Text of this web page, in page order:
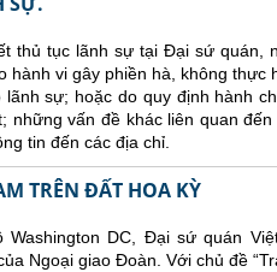
thủ tục lãnh sự tại Đại sứ quán,
hành vi gây phiền hà, không thực
sự; hoặc do quy định hành
những vấn đề khác liên quan
tin đến các địa chỉ.
TRÊN ĐẤT HOA KỲ
Washington DC, Đại sứ quán
Ngoại giao Đoàn. Với chủ đề